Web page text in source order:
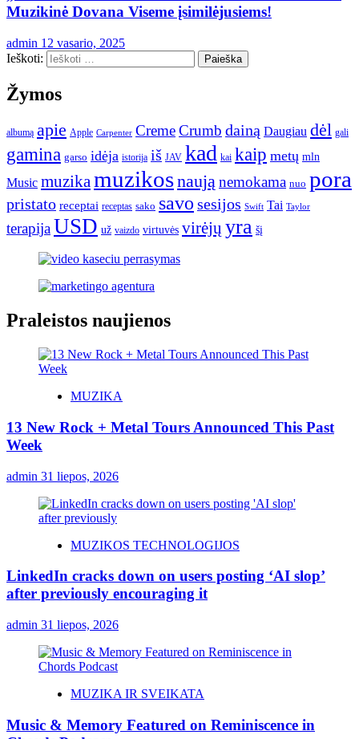
Muzikinė Dovana Viseme įsimilėjusiems!
admin 12 vasario, 2025
Ieškoti:
Žymos
albumą apie Apple Carpenter CremeCrumb dainą Daugiau dėl gali
gamina garso idėja istorija iš JAV kad kai kaip metų mln
Music muzikamuzikosnaująnemokama nuo pora
pristato receptai receptas sako savo sesijos Swift Tai Taylor
terapijaUSD už vaizdo virtuvės virėjų yra šį
Praleistos naujienos
MUZIKA
13 New Rock + Metal Tours Announced This Past
Week
admin 31 liepos, 2026
MUZIKOS TECHNOLOGIJOS
LinkedIn cracks down on users posting ‘AI slop’
after previously encouraging it
admin 31 liepos, 2026
MUZIKA IR SVEIKATA
Music & Memory Featured on Reminiscence in